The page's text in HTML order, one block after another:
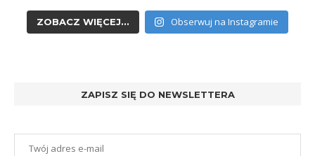
ZOBACZ WIĘCEJ... Obserwuj na Instagramie
ZAPISZ SIĘ DO NEWSLETTERA